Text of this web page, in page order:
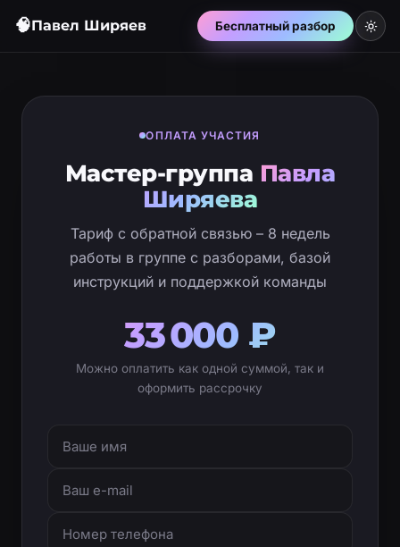
🧠Павел Ширяев Бесплатный разбор
ОПЛАТА УЧАСТИЯ
Мастер-группа Павла
Ширяева
Тариф с обратной связью – 8 недель
работы в группе с разборами, базой
инструкций и поддержкой команды
33 000 ₽
Можно оплатить как одной суммой, так и
оформить рассрочку